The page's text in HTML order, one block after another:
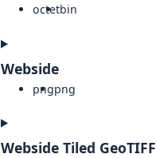
octetbin
Webside
pngpng
Webside Tiled GeoTIFF